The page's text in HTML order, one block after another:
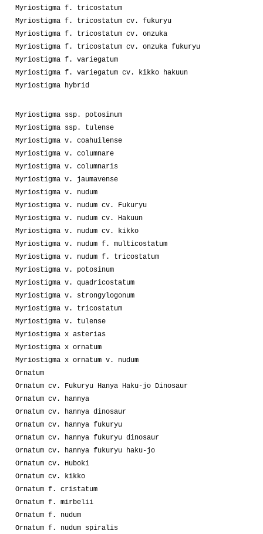
Myriostigma f. tricostatum
Myriostigma f. tricostatum cv. fukuryu
Myriostigma f. tricostatum cv. onzuka
Myriostigma f. tricostatum cv. onzuka fukuryu
Myriostigma f. variegatum
Myriostigma f. variegatum cv. kikko hakuun
Myriostigma hybrid
Myriostigma ssp. potosinum
Myriostigma ssp. tulense
Myriostigma v. coahuilense
Myriostigma v. columnare
Myriostigma v. columnaris
Myriostigma v. jaumavense
Myriostigma v. nudum
Myriostigma v. nudum cv. Fukuryu
Myriostigma v. nudum cv. Hakuun
Myriostigma v. nudum cv. kikko
Myriostigma v. nudum f. multicostatum
Myriostigma v. nudum f. tricostatum
Myriostigma v. potosinum
Myriostigma v. quadricostatum
Myriostigma v. strongylogonum
Myriostigma v. tricostatum
Myriostigma v. tulense
Myriostigma x asterias
Myriostigma x ornatum
Myriostigma x ornatum v. nudum
Ornatum
Ornatum cv. Fukuryu Hanya Haku-jo Dinosaur
Ornatum cv. hannya
Ornatum cv. hannya dinosaur
Ornatum cv. hannya fukuryu
Ornatum cv. hannya fukuryu dinosaur
Ornatum cv. hannya fukuryu haku-jo
Ornatum cv. Huboki
Ornatum cv. kikko
Ornatum f. cristatum
Ornatum f. mirbelii
Ornatum f. nudum
Ornatum f. nudum spiralis